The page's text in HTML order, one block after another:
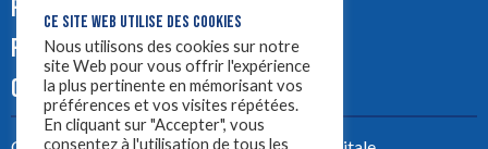
PODCASTS
PUB
CONTACT
CE SITE WEB UTILISE DES COOKIES
Nous utilisons des cookies sur notre
site Web pour vous offrir l'expérience
la plus pertinente en mémorisant vos
préférences et vos visites répétées.
En cliquant sur "Accepter", vous
consentez à l'utilisation de tous les